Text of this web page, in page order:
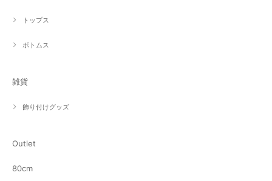
トップス
ボトムス
雑貨
飾り付けグッズ
Outlet
80cm